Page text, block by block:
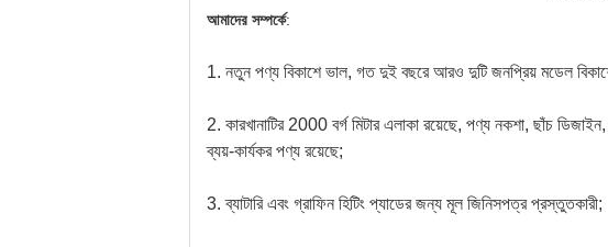
আমাদের সম্পর্কে:
1. নতুন পণ্য বিকাশে ভাল, গত দুই বছরে আরও দুটি জনপ্রিয় মডেল
2. কারখানাটির 2000 বর্গ মিটার এলাকা রয়েছে, পণ্য নকশা, ছাঁচ
ব্যয়-কার্যকর পণ্য রয়েছে;
3. ব্যাটারি এবং গ্রাফিন হিটিং প্যাডের জন্য মূল জিনিসপত্র প্রস্তুতকারী;